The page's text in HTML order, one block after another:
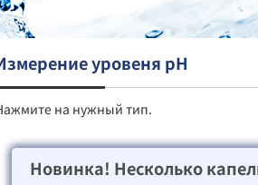
уровеня pH
на нужный тип.
Новинка! Несколько